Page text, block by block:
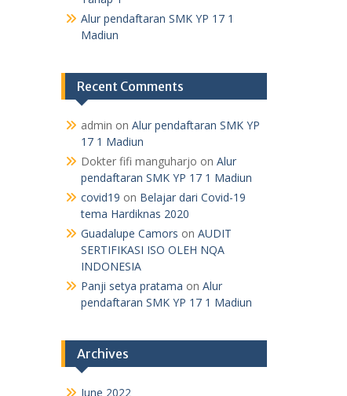
Alur pendaftaran SMK YP 17 1
Madiun
Recent Comments
admin
Alur pendaftaran SMK YP
17 1 Madiun
Dokter fifi manguharjo
Alur
pendaftaran SMK YP 17 1 Madiun
covid19
Belajar dari Covid-19
tema Hardiknas 2020
Guadalupe Camors
SERTIFIKASI ISO OLEH NQA
INDONESIA
Alur
pendaftaran SMK YP 17 1 Madiun
Archives